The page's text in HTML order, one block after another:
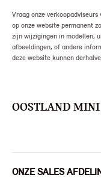
Vraag onze
op onze website permanent
zijn wijzigingen in modellen,
afbeeldingen, of andere
deze website kunnen
OOSTLAND MINI
ONZE SALES